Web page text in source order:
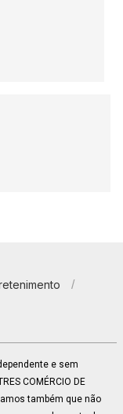
e sem
COMÉRCIO DE
também que não